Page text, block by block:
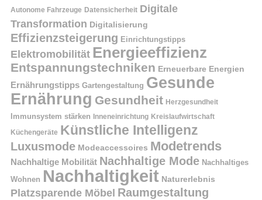
Autonome Fahrzeuge Datensicherheit Digitale
Transformation Digitalisierung
Effizienzsteigerung Einrichtungstipps
Elektromobilität Energieeffizienz
Entspannungstechniken Erneuerbare Energien
Ernährungstipps Gartengestaltung Gesunde
Ernährung Gesundheit Herzgesundheit
Immunsystem stärken Inneneinrichtung Kreislaufwirtschaft
Küchengeräte Künstliche Intelligenz
Luxusmode Modeaccessoires Modetrends
Nachhaltige Mobilität Nachhaltige Mode Nachhaltiges
Wohnen Nachhaltigkeit Naturerlebnis
Platzsparende Möbel Raumgestaltung